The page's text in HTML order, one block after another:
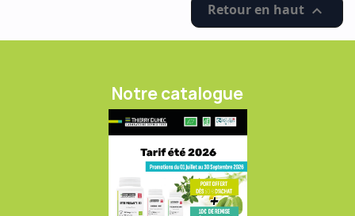
Retour en haut 
Notre catalogue